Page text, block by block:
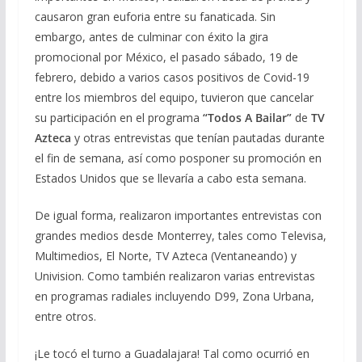
causaron gran euforia entre su fanaticada. Sin
embargo, antes de culminar con éxito la gira
promocional por México, el pasado sábado, 19 de
febrero, debido a varios casos positivos de Covid-19
entre los miembros del equipo, tuvieron que cancelar
su participación en el programa “Todos A Bailar”de TV
Azteca y otras entrevistas que tenían pautadas durante
el fin de semana, así como posponer su promoción en
Estados Unidos que se llevaría a cabo esta semana.
De igual forma, realizaron importantes entrevistas con
grandes medios desde Monterrey, tales como Televisa,
Multimedios, El Norte, TV Azteca (Ventaneando) y
Univision. Como también realizaron varias entrevistas
en programas radiales incluyendo D99, Zona Urbana,
entre otros.
¡Le tocó el turno a Guadalajara! Tal como ocurrió en